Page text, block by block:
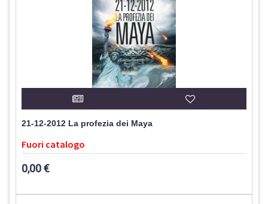
21-12-2012 La profezia dei Maya
Fuori catalogo
0,00 €